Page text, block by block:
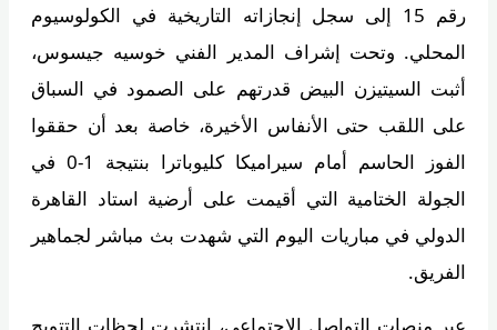
رقم 15 إلى سجل إنجازاته التاريخية في الكولوسيوم
المحلي. وتحت إشراف المدير الفني خوسيه جيسوس،
أثبت السيتيزن البيض قدرتهم على الصمود في السباق
على اللقب حتى الأنفاس الأخيرة، خاصة بعد أن حققوا
الفوز الحاسم أمام سيراميكا كليوباترا بنتيجة 1-0 في
الجولة الختامية التي أقيمت على أرضية استاد القاهرة
الدولي في مباريات اليوم التي شهدت بث مباشر لجماهير
الفريق.